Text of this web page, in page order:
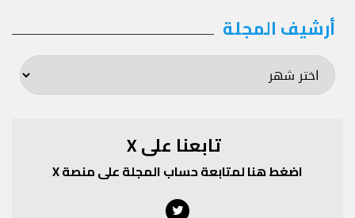
أرشيف المجلة أرشيف
المجلة
تابعنا على X
اضغط هنا لمتابعة حساب المجلة على منصة X